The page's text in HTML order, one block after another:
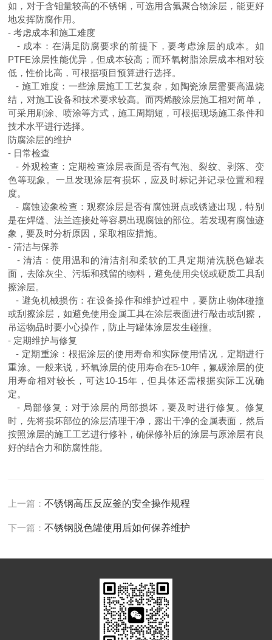
如，对于含钼量较高的不锈钢，可选用含氟聚合物涂层，能更好
地发挥防腐作用。
-考虑成本和施工难度
- 成本：在满足防腐要求的前提下，要考虑涂层的成本。如
PTFE涂层性能优异，但成本较高；而环氧树脂涂层成本相对较
低，性价比高，可根据项目预算进行选择。
- 施工难度：一些涂层施工工艺复杂，如陶瓷涂层需要高温烧
结，对施工设备和技术要求较高。而丙烯酸涂层施工相对简单，
可采用刷涂、喷涂等方式，施工周期短，可根据现场施工条件和
技术水平进行选择。
防腐涂层的维护
- 日常检查
- 外观检查：定期检查涂层表面是否有气泡、裂纹、剥落、变
色等现象。一旦发现涂层有损坏，应及时标记并记录位置和程
度。
- 腐蚀迹象检查：观察涂层是否有腐蚀斑点或锈迹出现，特别
是在焊缝、法兰连接处等容易出现腐蚀的部位。若发现有腐蚀迹
象，要及时分析原因，采取相应措施。
-清洁与保养
-清洁：使用温和的清洁剂和柔软的工具定期清洗脱色罐表
面，去除灰尘、污垢和残留的物料，避免使用尖锐或硬质工具刮
擦涂层。
- 避免机械损伤：在设备操作和维护过程中，要防止物体碰撞
或刮擦涂层，如避免使用金属工具在涂层表面进行敲击或刮擦，
吊运物品时要小心操作，防止与罐体涂层发生碰撞。
- 定期维护与修复
- 定期重涂：根据涂层的使用寿命和实际使用情况，定期进行
重涂。一般来说，环氧涂层的使用寿命在5-10年，氟碳涂层的使
用寿命相对较长，可达10-15年，但具体还需根据实际工况确
定。
- 局部修复：对于涂层的局部损坏，要及时进行修复。修复
时，先将损坏部位的涂层清理干净，露出干净的金属表面，然后
按照涂层的施工工艺进行修补，确保修补后的涂层与原涂层有良
好的结合力和防腐性能。
上一篇：不锈钢高压反应釜的安全操作规程
下一篇：不锈钢脱色罐使用后如何保养维护